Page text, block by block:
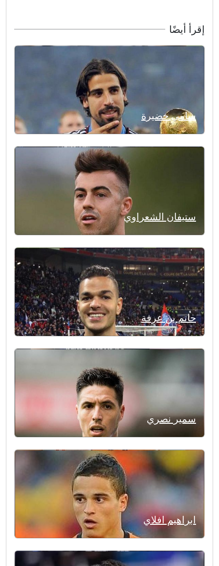
إقرأ أيضًا
سامي خضيرة
ستيفان الشعراوي
حاتم بن عرفة
سمير نصري
ابراهيم افلاي